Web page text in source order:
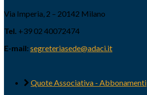
Via Imperia, 2 – 20142 Milano
Tel. +39 02 40072474
E-mail: segreteriasede@adaci.it
Quote Associativa - Abbonamenti